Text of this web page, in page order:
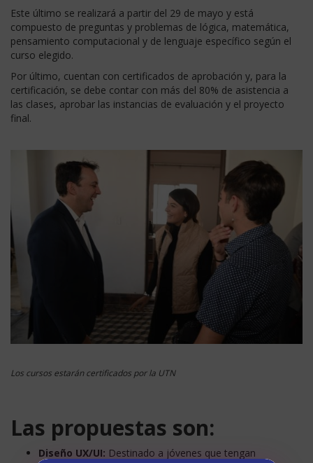
Este último se realizará a partir del 29 de mayo y está
compuesto de preguntas y problemas de lógica, matemática,
pensamiento computacional y de lenguaje específico según el
curso elegido.
Por último, cuentan con certificados de aprobación y, para la
certificación, se debe contar con más del 80% de asistencia a
las clases, aprobar las instancias de evaluación y el proyecto
final.
Los cursos estarán certificados por la UTN
Las propuestas son:
Diseño UX/UI: Destinado a jóvenes que tengan